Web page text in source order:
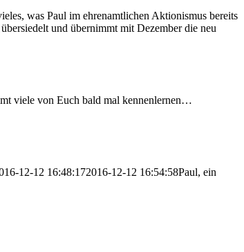
was Paul im ehrenamtlichen Aktionismus bereits
und übernimmt mit Dezember die neu
viele von Euch bald mal kennenlernen…
12-12 16:48:172016-12-12 16:54:58Paul, ein